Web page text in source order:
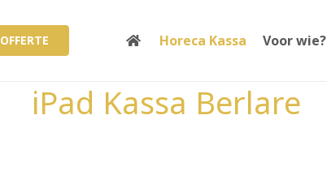
OFFERTE Horeca Kassa Voor wie?
iPad Kassa Berlare